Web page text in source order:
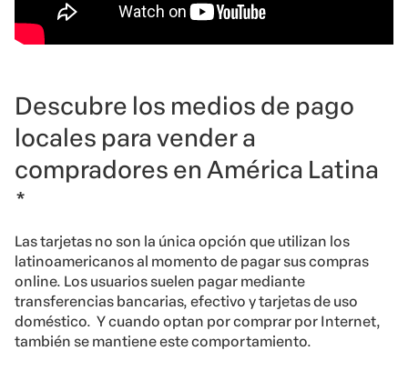
Descubre los medios de pago
locales para vender a
compradores en América Latina
*
Las tarjetas no son la única opción que utilizan los
latinoamericanos al momento de pagar sus compras
online. Los usuarios suelen pagar mediante
transferencias bancarias, efectivo y tarjetas de uso
doméstico. Y cuando optan por comprar por Internet,
también se mantiene este comportamiento.